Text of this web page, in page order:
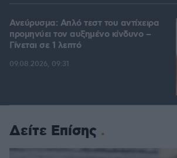
Ανεύρυσμα: Απλό τεστ του αντίχειρα
προμηνύει τον αυξημένο κίνδυνο –
Γίνεται σε 1 λεπτό
09.08.2026, 09:31
Δείτε Επίσης